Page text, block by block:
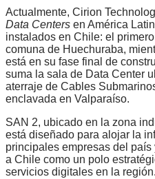
Actualmente, Cirion
Data Centers en América
instalados en Chile: el
comuna de Huechuraba,
está en su fase final de
suma la sala de Data Center
aterraje de Cables
enclavada en Valparaíso.
SAN 2, ubicado en la zona
está diseñado para alojar la
principales empresas del
a Chile como un polo
servicios digitales en la región.